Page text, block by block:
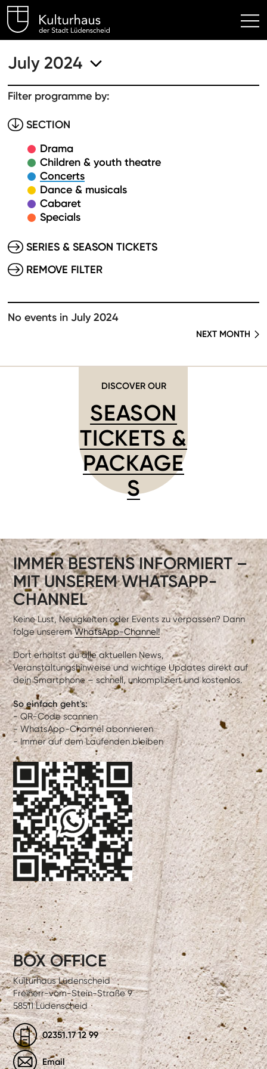
Kulturhaus Lüdenscheid
July 2024
Filter programme by:
SECTION
Drama
Children & youth theatre
Concerts
Dance & musicals
Cabaret
Specials
SERIES & SEASON TICKETS
REMOVE FILTER
No events in July 2024
NEXT MONTH
DISCOVER OUR
SEASON
TICKETS &
PACKAGE
S
IMMER BESTENS INFORMIERT –
MIT UNSEREM WHATSAPP-
CHANNEL
Keine Lust, Neuigkeiten oder Events zu verpassen? Dann
folge unseremWhatsApp-Channel!
Dort erhältst du alle aktuellen News,
Veranstaltungshinweise und wichtige Updates direkt auf
dein Smartphone – schnell, unkompliziert und kostenlos.
So einfach geht's:
- QR-Code scannen
- WhatsApp-Channel abonnieren
- Immer auf dem Laufenden bleiben
BOX OFFICE
Kulturhaus Lüdenscheid
Freiherr-vom-Stein-Straße 9
58511 Lüdenscheid
02351.17 12 99
Email